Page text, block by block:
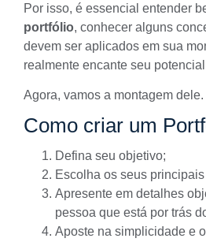
Por isso, é essencial entender
portfólio, conhecer alguns
devem ser aplicados em sua
realmente encante seu
Agora, vamos a montagem dele.
Como criar um
Defina seu objetivo;
Escolha os seus
Apresente em detalhes
pessoa que está por trás
Aposte na simplicidade e